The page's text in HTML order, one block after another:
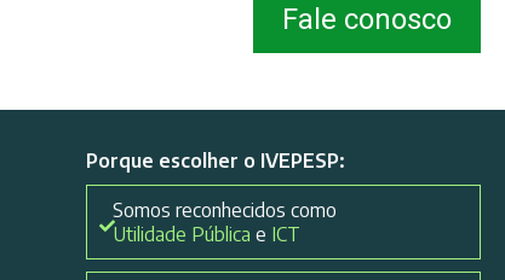
Fale conosco
Porque escolher o IVEPESP:
Somos reconhecidos como
Utilidade Pública e ICT